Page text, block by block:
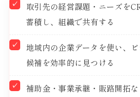
取引先の経営課題・ニーズを
蓄積し、組織で共有する
地域内の企業データを使い、
候補を効率的に見つける
補助金・事業承継・販路開拓